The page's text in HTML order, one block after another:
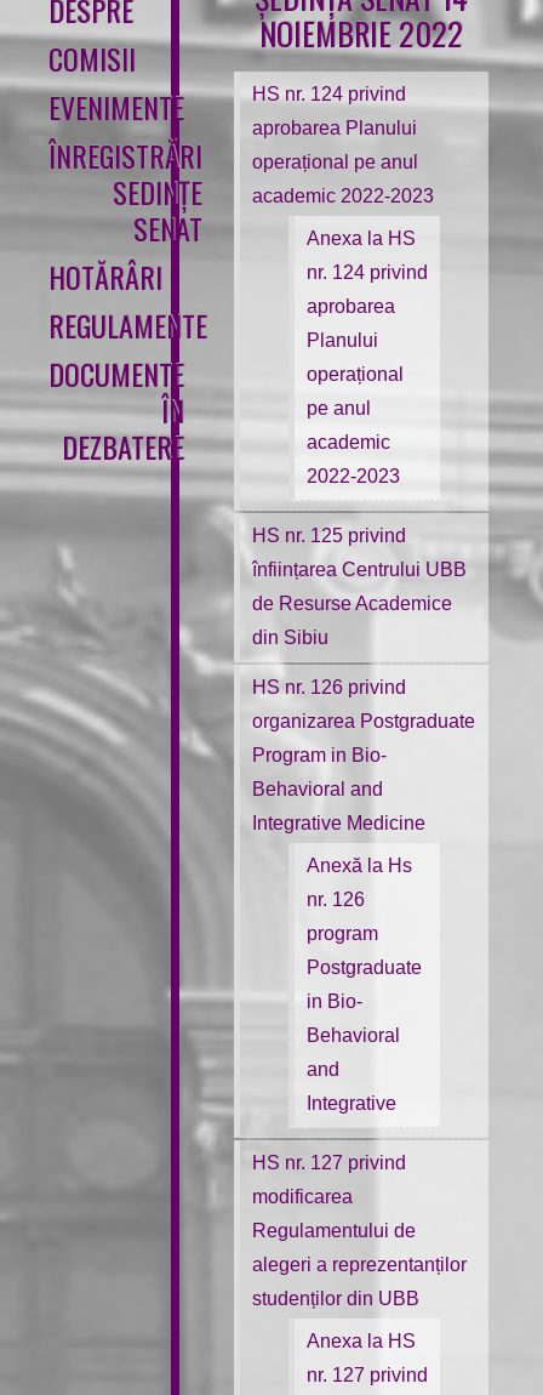
DESPRE
COMISII
EVENIMENTE
ÎNREGISTRĂRI
SEDINȚE
SENAT
HOTĂRÂRI
REGULAMENTE
DOCUMENTE
ÎN
DEZBATERE
NOIEMBRIE 2022
HS nr. 124 privind
aprobarea Planului
operațional pe anul
academic 2022-2023
Anexa la HS
nr. 124 privind
aprobarea
Planului
operațional
pe anul
academic
2022-2023
HS nr. 125 privind
înființarea Centrului UBB
de Resurse Academice
din Sibiu
HS nr. 126 privind
organizarea Postgraduate
Program in Bio-
Behavioral and
Integrative Medicine
Anexă la Hs
nr. 126
program
Postgraduate
in Bio-
Behavioral
and
Integrative
HS nr. 127 privind
modificarea
Regulamentului de
alegeri a reprezentanților
studenților din UBB
Anexa la HS
nr. 127 privind